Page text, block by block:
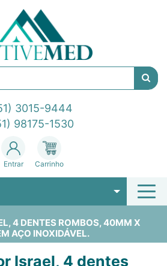
3015-9444
98175-1530
Entrar Carrinho
4 DENTES ROMBOS, 40MM X
AÇO INOXIDÁVEL.
Israel, 4 dentes